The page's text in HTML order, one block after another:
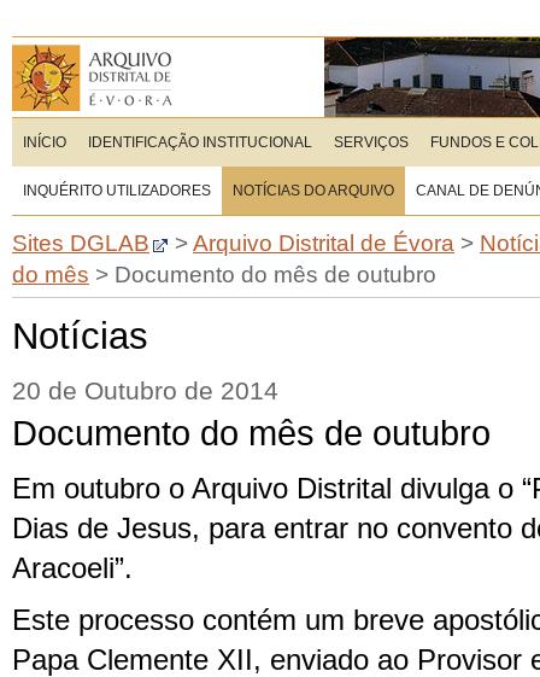
INÍCIO IDENTIFICAÇÃO INSTITUCIONAL SERVIÇOS FUNDOS E
INQUÉRITO UTILIZADORES NOTÍCIAS DO ARQUIVO CANAL DE
Sites DGLAB >Arquivo Distrital de Évora >
do mês > Documento do mês de outubro
Notícias
20 de Outubro de 2014
Documento do mês de outubro
Em outubro o Arquivo Distrital divulga o
Dias de Jesus, para entrar no convento
Aracoeli”.
Este processo contém um breve
Papa Clemente XII, enviado ao Provisor